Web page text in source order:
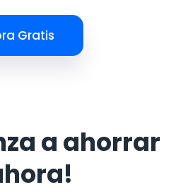
Gratis
a ahorrar